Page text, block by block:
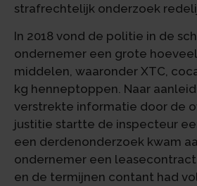
strafrechtelijk onderzoek
In 2018 vond de politie in de
ondernemer een grote
middelen, waaronder XTC,
kg henneptoppen. Naar
verstrekte informatie door de
justitie startte de inspecteur
een derdenonderzoek kwam
ondernemer een
en de termijnen contant had